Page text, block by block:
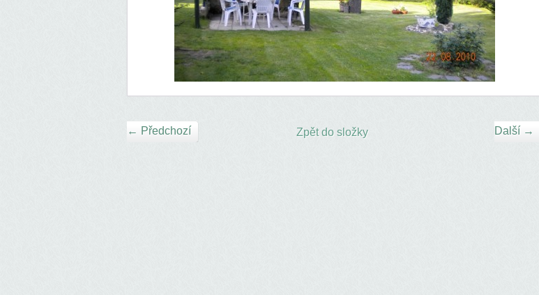
← Předchozí Další →
Zpět do složky